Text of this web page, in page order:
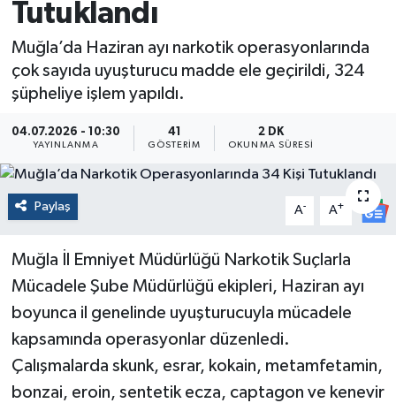
Tutuklandı
Muğla’da Haziran ayı narkotik operasyonlarında
çok sayıda uyuşturucu madde ele geçirildi, 324
şüpheliye işlem yapıldı.
04.07.2026 - 10:30
YAYINLANMA
41
GÖSTERIM
2 DK
OKUNMA SÜRESI
Paylaş A- A+
Muğla İl Emniyet Müdürlüğü Narkotik Suçlarla
Mücadele Şube Müdürlüğü ekipleri, Haziran ayı
boyunca il genelinde uyuşturucuyla mücadele
kapsamında operasyonlar düzenledi.
Çalışmalarda skunk, esrar, kokain, metamfetamin,
bonzai, eroin, sentetik ecza, captagon ve kenevir
Siyaset
Tüm Manşetler
Son Dakika Haberleri